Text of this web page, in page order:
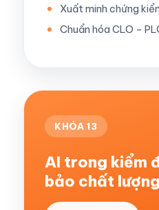
Xuất minh chứng
Chuẩn hóa CLO –
KHÓA 13
AI trong kiểm
bảo chất lượng